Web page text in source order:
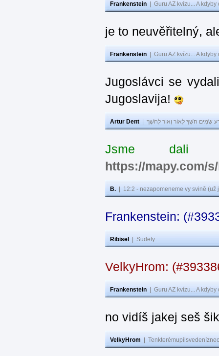
Frankenstein Guru AZ kvízu... A
je to neuvěřitelný,
Frankenstein Guru AZ kvízu... A
Jugoslávci se
Jugoslavija!
Artur Dent שָׂמִים חֹשֶׁךְ לְאוֹר וְאוֹר לְחֹשֶׁךְ
Jsme dali
https://mapy.com/
B. 12:2 - nezapomeneme vy svině
Frankenstein:
Ribisel Sudety
VelkyHrom:
Frankenstein Guru AZ kvízu... A
no vidíš jakej seš
VelkyHrom